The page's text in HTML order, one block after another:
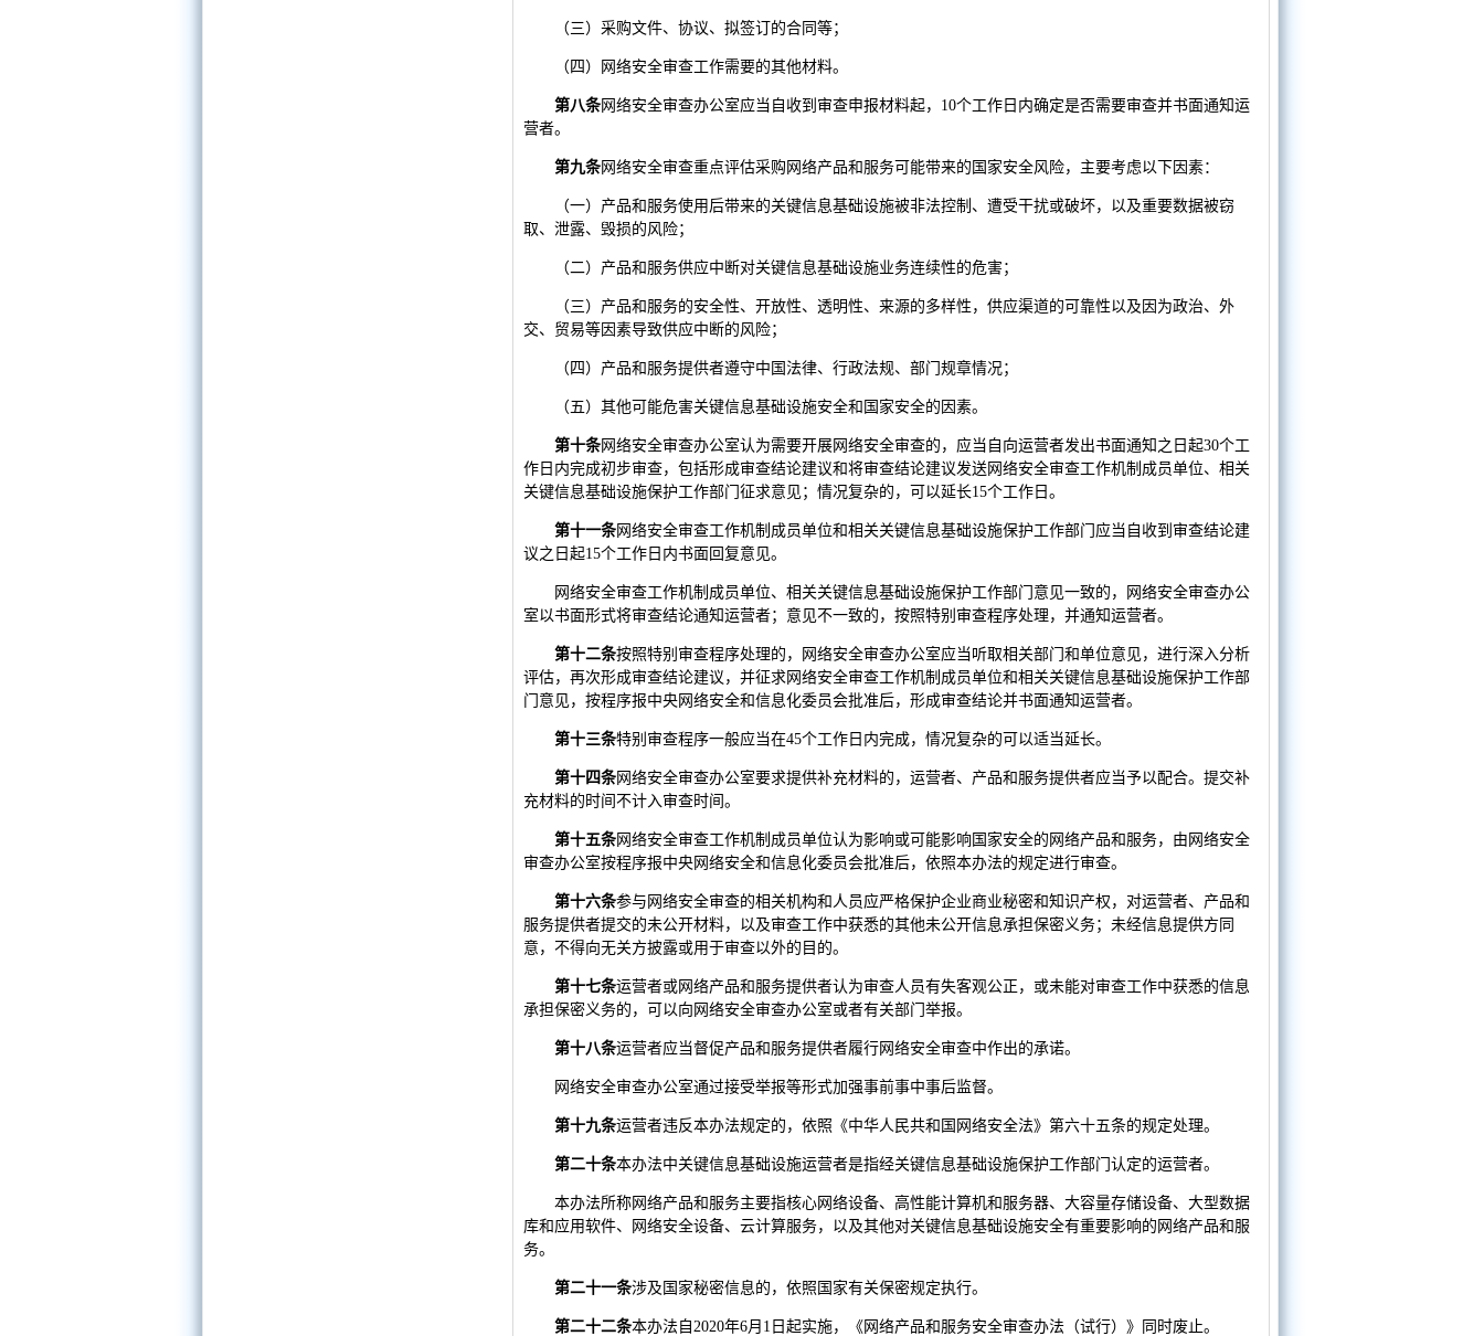
（三）采购文件、协议、拟签订的合同等；
（四）网络安全审查工作需要的其他材料。
第八条网络安全审查办公室应当自收到审查申报材料起，10个工作日内确定是否需要审查并书面通知运
营者。
第九条网络安全审查重点评估采购网络产品和服务可能带来的国家安全风险，主要考虑以下因素：
（一）产品和服务使用后带来的关键信息基础设施被非法控制、遭受干扰或破坏，以及重要数据被窃
取、泄露、毁损的风险；
（二）产品和服务供应中断对关键信息基础设施业务连续性的危害；
（三）产品和服务的安全性、开放性、透明性、来源的多样性，供应渠道的可靠性以及因为政治、外
交、贸易等因素导致供应中断的风险；
（四）产品和服务提供者遵守中国法律、行政法规、部门规章情况；
（五）其他可能危害关键信息基础设施安全和国家安全的因素。
第十条网络安全审查办公室认为需要开展网络安全审查的，应当自向运营者发出书面通知之日起30个工
作日内完成初步审查，包括形成审查结论建议和将审查结论建议发送网络安全审查工作机制成员单位、相关
关键信息基础设施保护工作部门征求意见；情况复杂的，可以延长15个工作日。
第十一条网络安全审查工作机制成员单位和相关关键信息基础设施保护工作部门应当自收到审查结论建
议之日起15个工作日内书面回复意见。
网络安全审查工作机制成员单位、相关关键信息基础设施保护工作部门意见一致的，网络安全审查办公
室以书面形式将审查结论通知运营者；意见不一致的，按照特别审查程序处理，并通知运营者。
第十二条按照特别审查程序处理的，网络安全审查办公室应当听取相关部门和单位意见，进行深入分析
评估，再次形成审查结论建议，并征求网络安全审查工作机制成员单位和相关关键信息基础设施保护工作部
门意见，按程序报中央网络安全和信息化委员会批准后，形成审查结论并书面通知运营者。
第十三条特别审查程序一般应当在45个工作日内完成，情况复杂的可以适当延长。
第十四条网络安全审查办公室要求提供补充材料的，运营者、产品和服务提供者应当予以配合。提交补
充材料的时间不计入审查时间。
第十五条网络安全审查工作机制成员单位认为影响或可能影响国家安全的网络产品和服务，由网络安全
审查办公室按程序报中央网络安全和信息化委员会批准后，依照本办法的规定进行审查。
第十六条参与网络安全审查的相关机构和人员应严格保护企业商业秘密和知识产权，对运营者、产品和
服务提供者提交的未公开材料，以及审查工作中获悉的其他未公开信息承担保密义务；未经信息提供方同
意，不得向无关方披露或用于审查以外的目的。
第十七条运营者或网络产品和服务提供者认为审查人员有失客观公正，或未能对审查工作中获悉的信息
承担保密义务的，可以向网络安全审查办公室或者有关部门举报。
第十八条运营者应当督促产品和服务提供者履行网络安全审查中作出的承诺。
网络安全审查办公室通过接受举报等形式加强事前事中事后监督。
第十九条运营者违反本办法规定的，依照《中华人民共和国网络安全法》第六十五条的规定处理。
第二十条本办法中关键信息基础设施运营者是指经关键信息基础设施保护工作部门认定的运营者。
本办法所称网络产品和服务主要指核心网络设备、高性能计算机和服务器、大容量存储设备、大型数据
库和应用软件、网络安全设备、云计算服务，以及其他对关键信息基础设施安全有重要影响的网络产品和服
务。
第二十一条涉及国家秘密信息的，依照国家有关保密规定执行。
第二十二条本办法自2020年6月1日起实施，《网络产品和服务安全审查办法（试行）》同时废止。